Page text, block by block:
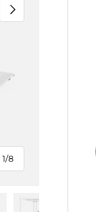
1/
von
8
Nächste